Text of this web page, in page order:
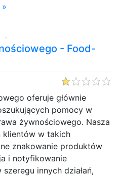
- Food-
oferuje głównie
pomocy w
żywnościowego. Nasza
klientów w takich
znakowanie produktów
i notyfikowanie
innych działań,